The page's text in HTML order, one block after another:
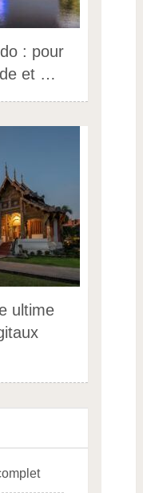
: pour
et …
ultime